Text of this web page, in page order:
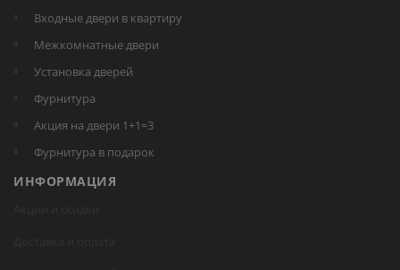
Входные двери в квартиру
Межкомнатные двери
Установка дверей
Фурнитура
Акция на двери 1+1=3
Фурнитура в подарок
ИНФОРМАЦИЯ